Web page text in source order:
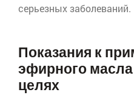
серьезных заболеваний.
Показания к
эфирного
целях